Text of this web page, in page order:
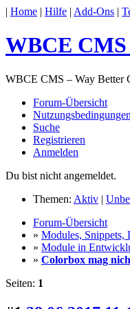
| Home | Hilfe | Add-Ons |
WBCE
WBCE CMS – Way Better
Forum-Übersicht
Nutzungsbedingungen
Suche
Registrieren
Anmelden
Du bist nicht angemeldet.
Themen: Aktiv |
Forum-Übersicht
» Modules, Snippets,
» Module in
» Colorbox mag
Seiten: 1